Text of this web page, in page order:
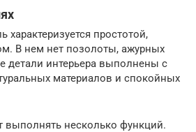
характеризуется простотой,
В нем нет позолоты, ажурных
детали интерьера выполнены с
материалов и спокойных
несколько функций.